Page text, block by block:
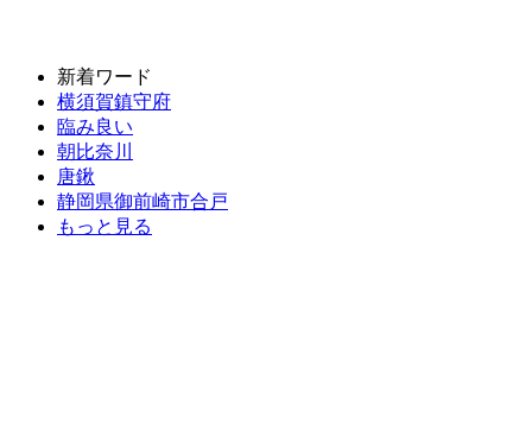
新着ワード
横須賀鎮守府
臨み良い
朝比奈川
唐鍬
静岡県御前崎市合戸
もっと見る